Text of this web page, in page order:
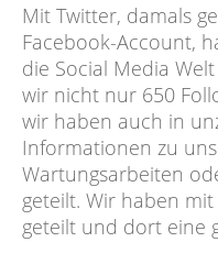
Mit Twitter, damals
Facebook-Account,
die Social Media
wir nicht nur 650
wir haben auch in
Informationen zu
Wartungsarbeiten
geteilt. Wir haben
geteilt und dort eine